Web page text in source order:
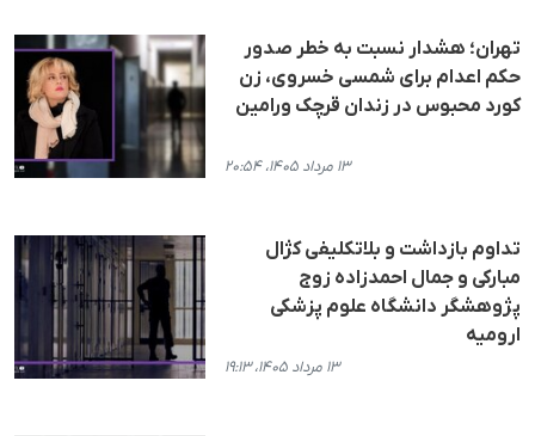
تهران؛ هشدار نسبت به خطر صدور
حکم اعدام برای شمسی خسروی، زن
کورد محبوس در زندان قرچک ورامین
۱۳ مرداد ۱۴۰۵، ۲۰:۵۴
تداوم بازداشت و بلاتکلیفی کژال
مبارکی و جمال احمدزاده زوج
پژوهشگر دانشگاه علوم پزشکی
ارومیه
۱۳ مرداد ۱۴۰۵، ۱۹:۱۳